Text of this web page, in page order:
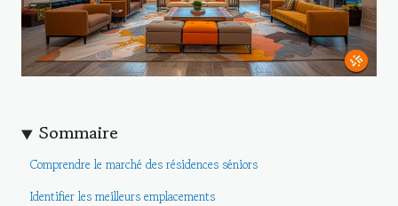
Sommaire
Comprendre le marché des résidences séniors
Identifier les meilleurs emplacements